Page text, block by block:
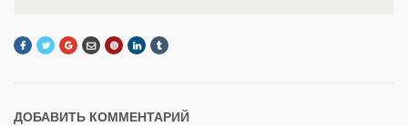
ДОБАВИТЬ КОММЕНТАРИЙ